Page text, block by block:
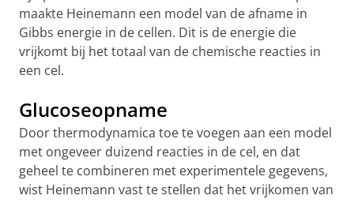
maakte Heinemann een model van de afname in
Gibbs energie in de cellen. Dit is de energie die
vrijkomt bij het totaal van de chemische reacties in
een cel.
Glucoseopname
Door thermodynamica toe te voegen aan een model
met ongeveer duizend reacties in de cel, en dat
geheel te combineren met experimentele gegevens,
wist Heinemann vast te stellen dat het vrijkomen van